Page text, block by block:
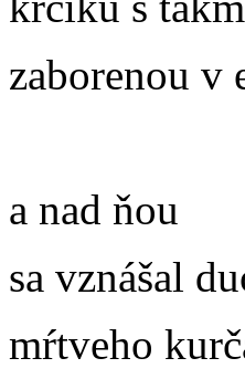
zaborenou v
a nad ňou
sa vznášal
mŕtveho